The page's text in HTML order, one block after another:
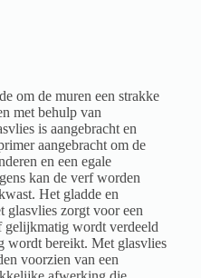
om de muren een strakke
met behulp van
is aangebracht en
aangebracht om de
en een egale
kan de verf worden
Het gladde en
glasvlies zorgt voor een
gelijkmatig wordt verdeeld
wordt bereikt. Met glasvlies
voorzien van een